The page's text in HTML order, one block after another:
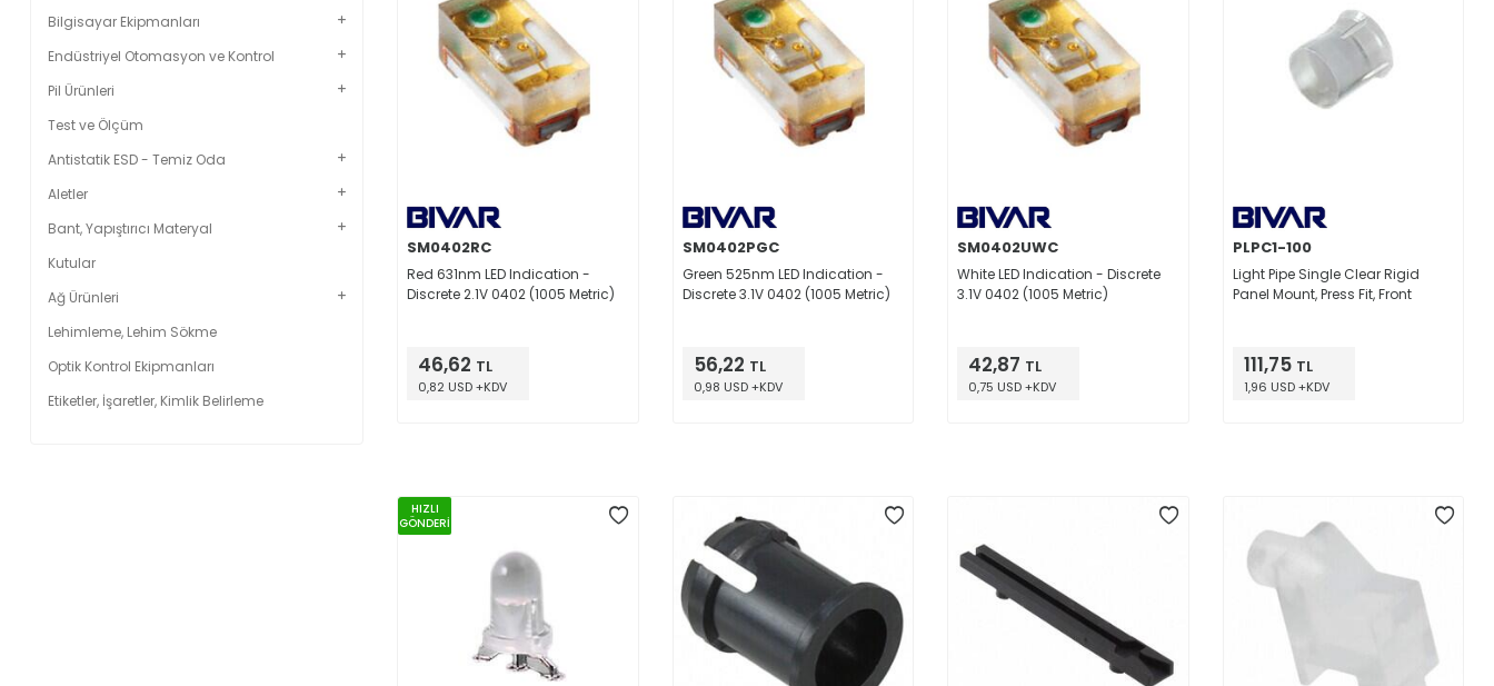
Bilgisayar Ekipmanları
Endüstriyel Otomasyon ve Kontrol
Pil Ürünleri
Test ve Ölçüm
Antistatik ESD - Temiz Oda
Aletler
Bant, Yapıştırıcı Materyal
Kutular
Ağ Ürünleri
Lehimleme, Lehim Sökme
Optik Kontrol Ekipmanları
Etiketler, İşaretler, Kimlik Belirleme
SM0402RC
Red 631nm LED Indication -
Discrete 2.1V 0402 (1005 Metric)
46,62 TL
0,82 USD +KDV
SM0402PGC
Green 525nm LED Indication -
Discrete 3.1V 0402 (1005 Metric)
56,22 TL
0,98 USD +KDV
SM0402UWC
White LED Indication - Discrete
3.1V 0402 (1005 Metric)
42,87 TL
0,75 USD +KDV
PLPC1-100
Light Pipe Single Clear Rigid
Panel Mount, Press Fit, Front
111,75 TL
1,96 USD +KDV
HIZLI
GÖNDERİ